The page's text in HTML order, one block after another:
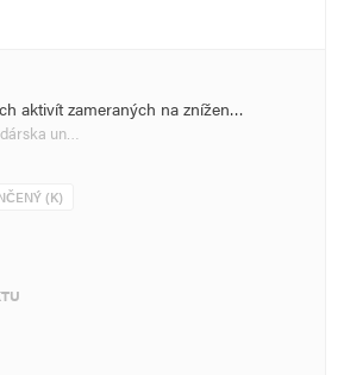
aktivít zameraných na znížen…
un…
(K)